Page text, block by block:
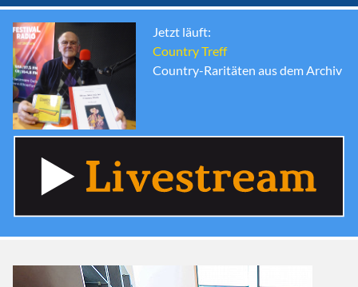
Jetzt läuft:
Country Treff
Country-Raritäten aus dem Archiv